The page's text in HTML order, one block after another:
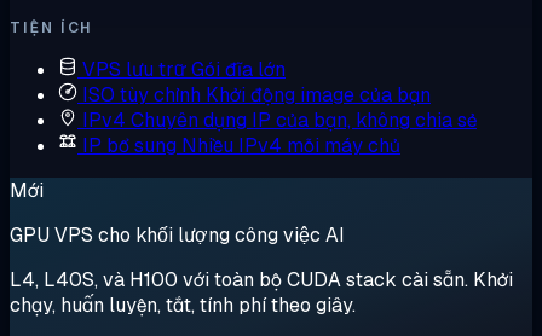
TIỆN ÍCH
VPS lưu trữGói đĩa lớn
ISO tùy chỉnh Khởi động image của bạn
IPv4 Chuyên dụng IP của bạn, không chia sẻ
IP bổ sung Nhiều IPv4 mỗi máy chủ
Mới
GPU VPS cho khối lượng công việc AI
L4, L40S, và H100 với toàn bộ CUDA stack cài sẵn. Khởi
chạy, huấn luyện, tắt, tính phí theo giây.